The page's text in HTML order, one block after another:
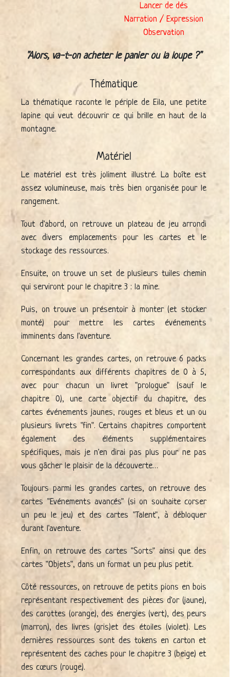
Lancer de dés
Narration / Expression
Observation
Alors, va-t-on acheter le panier ou la loupe ?
Thématique
La thématique raconte le périple de Eila, une petite
lapine qui veut découvrir ce qui brille en haut de la
montagne.
Matériel
Le matériel est très joliment illustré. La boîte est
assez volumineuse, mais très bien organisée pour le
rangement.
Tout d'abord, on retrouve un plateau de jeu arrondi
avec divers emplacements pour les cartes et le
stockage des ressources.
Ensuite, on trouve un set de plusieurs tuiles chemin
qui serviront pour le chapitre 3 : la mine.
Puis, on trouve un présentoir à monter (et stocker
monté) pour mettre les cartes événements
imminents dans l'aventure.
Concernant les grandes cartes, on retrouve 6 packs
correspondants aux différents chapitres de 0 à 5,
avec pour chacun un livret "prologue" (sauf le
chapitre 0), une carte objectif du chapitre, des
cartes événements jaunes, rouges et bleus et un ou
plusieurs livrets "fin". Certains chapitres comportent
également des éléments supplémentaires
spécifiques, mais je n'en dirai pas plus pour ne pas
vous gâcher le plaisir de la découverte…
Toujours parmi les grandes cartes, on retrouve des
cartes "Evénements avancés" (si on souhaite corser
un peu le jeu) et des cartes "Talent", à débloquer
durant l'aventure.
Enfin, on retrouve des cartes "Sorts" ainsi que des
cartes "Objets", dans un format un peu plus petit.
Côté ressources, on retrouve de petits pions en bois
représentant respectivement des pièces d'or (jaune),
des carottes (orange), des énergies (vert), des peurs
(marron), des livres (gris)et des étoiles (violet). Les
dernières ressources sont des tokens en carton et
représentent des caches pour le chapitre 3 (beige) et
des cœurs (rouge).